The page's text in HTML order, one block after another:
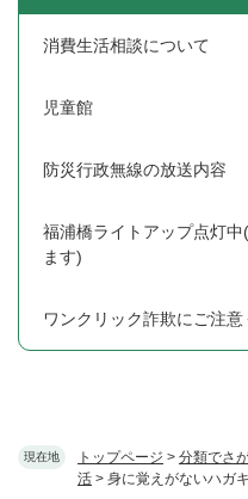
現在地 トップページ > 分類でさ
活 > 身に覚えがないハガ
消費生活相談について
児童館
防災行政無線の放送内容
福浦橋ライトアップ点灯
ます)
ワンクリック詐欺にご注意